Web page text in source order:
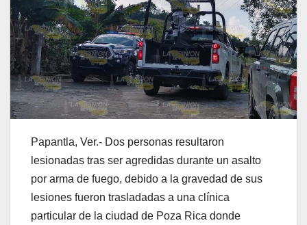
Papantla, Ver.- Dos personas resultaron
lesionadas tras ser agredidas durante un asalto
por arma de fuego, debido a la gravedad de sus
lesiones fueron trasladadas a una clínica
particular de la ciudad de Poza Rica donde